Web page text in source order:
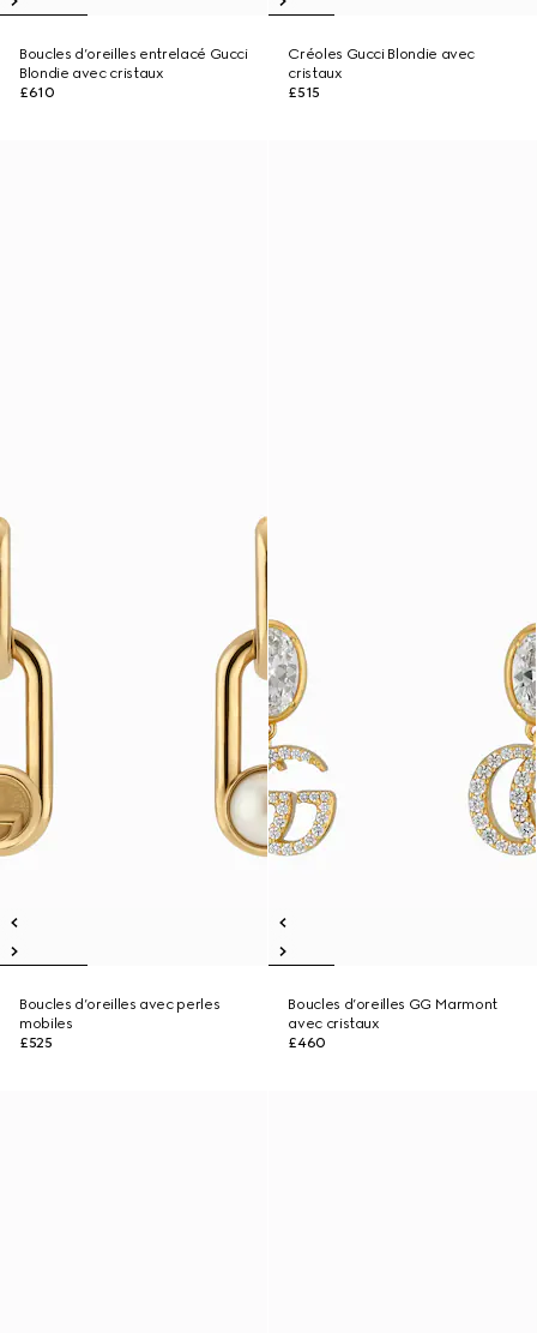
Boucles d’oreilles entrelacé Gucci
Blondie avec cristaux
£610
Créoles Gucci Blondie avec
cristaux
£515
Boucles d’oreilles avec perles
mobiles
£525
Boucles d’oreilles GG Marmont
avec cristaux
£460